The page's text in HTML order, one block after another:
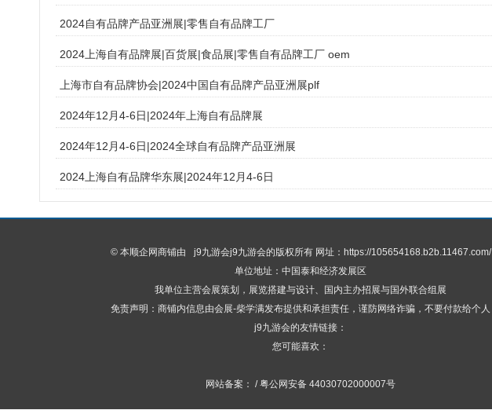
2024自有品牌产品亚洲展|零售自有品牌工厂
​2024上海自有品牌展|百货展|食品展|零售自有品牌工厂 oem
上海市自有品牌协会|2024中国自有品牌产品亚洲展plf
2024年12月4-6日|2024年上海自有品牌展
2024年12月4-6日|2024全球自有品牌产品亚洲展
2024上海自有品牌华东展|2024年12月4-6日
© 本顺企网商铺由 j9九游会j9九游会的版权所有 网址：https://105654168.b2b.11467.com/
单位地址：中国泰和经济发展区
我单位主营会展策划，展览搭建与设计、国内主办招展与国外联合组展
免责声明：商铺内信息由会展-柴学满发布提供和承担责任，谨防网络诈骗，不要付款给个人
j9九游会的友情链接：
您可能喜欢：
网站备案： / 粤公网安备 44030702000007号